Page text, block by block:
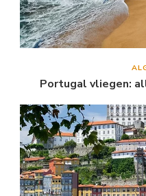
Portugal vliegen: